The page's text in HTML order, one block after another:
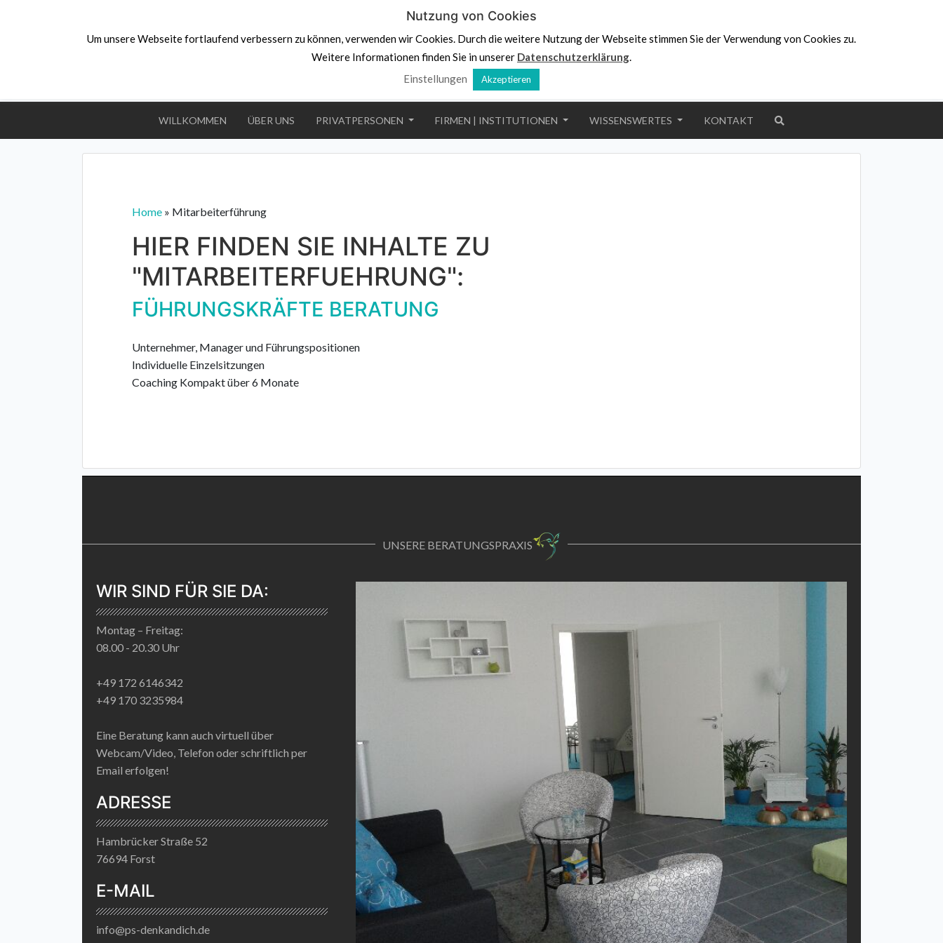
PS.Denk an dich
info@ps-denkandich.de
WILLKOMMEN ÜBER UNS PRIVATPERSONEN FIRMEN | INSTITUTIONEN WISSENSWERTES KONTAKT
Home » Mitarbeiterführung
HIER FINDEN SIE INHALTE ZU
"MITARBEITERFUEHRUNG":
FÜHRUNGSKRÄFTE BERATUNG
Unternehmer, Manager und Führungspositionen
Individuelle Einzelsitzungen
Coaching Kompakt über 6 Monate
UNSERE BERATUNGSPRAXIS
WIR SIND FÜR SIE DA:
Montag – Freitag:
08.00 - 20.30 Uhr
+49 172 6146342
+49 170 3235984
Eine Beratung kann auch virtuell über
Webcam/Video, Telefon oder schriftlich per
Email erfolgen!
ADRESSE
Hambrücker Straße 52
76694 Forst
E-MAIL
info@ps-denkandich.de
Nutzung von Cookies
Um unsere Webseite fortlaufend verbessern zu können, verwenden wir Cookies. Durch die weitere Nutzung der Webseite stimmen Sie der Verwendung von Cookies zu.
Weitere Informationen finden Sie in unserer Datenschutzerklärung.
Einstellungen
Akzeptieren